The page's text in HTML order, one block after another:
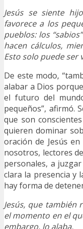
Jesús se siente
favorece a los
pueblos: los
hacen cálculos,
Esto solo puede ser
De este modo,
alabar a Dios
el futuro del
pequeños”, afirmó.
que son
quieren dominar
oración de Jesús
nosotros, lectores
personales, a
clara la presencia y
hay forma de
Jesús, que también
el momento en el
embargo, lo alaba.